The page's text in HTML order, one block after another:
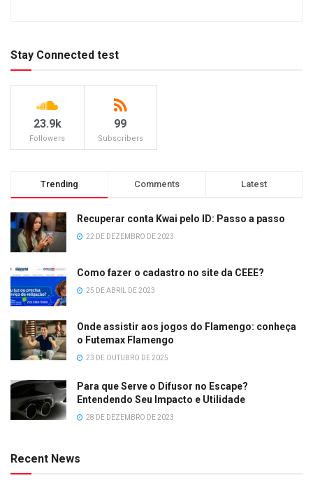
Stay Connected test
23.9k
Followers
99
Subscribers
Trending Comments Latest
Recuperar conta Kwai pelo ID: Passo a passo
22 DE DEZEMBRO DE 2023
Como fazer o cadastro no site da CEEE?
25 DE ABRIL DE 2023
Onde assistir aos jogos do Flamengo: conheça
o Futemax Flamengo
23 DE OUTUBRO DE 2025
Para que Serve o Difusor no Escape?
Entendendo Seu Impacto e Utilidade
28 DE DEZEMBRO DE 2023
Recent News